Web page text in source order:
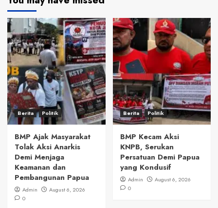
Berita Politik
BMP Ajak Masyarakat
Tolak Aksi Anarkis
Demi Menjaga
Keamanan dan
Pembangunan Papua
Admin
August 6, 2026
0
Berita Politik
BMP Kecam Aksi
KNPB, Serukan
Persatuan Demi Papua
yang Kondusif
Admin
August 6, 2026
0